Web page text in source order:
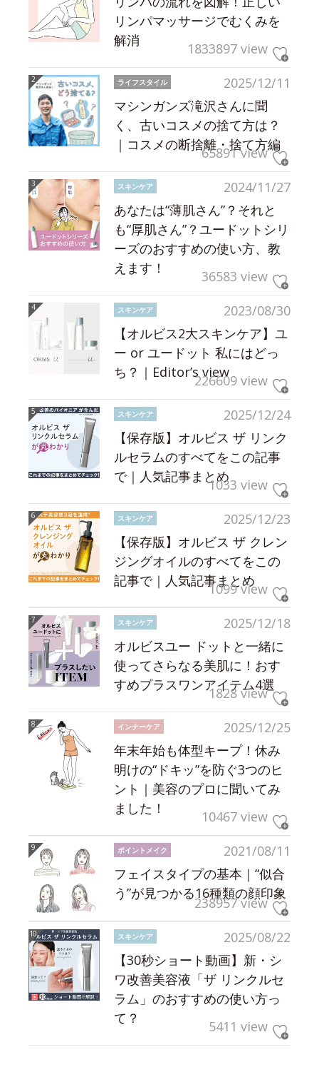
リンパマッサージでむくみを
解消
1833897 view
2025/12/11
ライフスタイル
マシンガンズ滝沢さんに聞
く、古いコスメの捨て方は？
｜コスメの断捨離・捨て方編
65891 view
2024/11/27
スキンケア
あなたは“薄肌さん”？それと
も“厚肌さん”？ユードットシリ
ーズのおすすめの使い方、教
えます！
36583 view
2023/08/30
スキンケア
【オルビス2大スキンケア】ユ
ー or ユードット 私にはどっ
ち？｜Editor’s view226609 view
2025/12/24
スキンケア
【保存版】オルビス ザ リンク
ルセラムのすべてをこの記事
で｜人気記事まとめ1033 view
2025/12/23
スキンケア
【保存版】オルビス ザ クレン
ジングオイルのすべてをこの
記事で｜人気記事まとめ
1099 view
2025/12/18
スキンケア
オルビスユー ドットと一緒に
使ってさらなる美肌に！おす
すめプラスワンアイテム4選
1828 view
2025/12/25
インナーケア
年末年始も体型キープ！休み
明けの“ドキッ”を防ぐ3つのヒ
ント｜美容のプロに聞いてみ
ました！
10467 view
2021/08/11
ポイントメイク
フェイスタイプの基本｜“似合
う”が見つかる16種類の顔印象
238957 view
2025/08/22
スキンケア
【30秒ショート動画】新・シ
ワ改善美容液「ザ リンクルセ
ラム」のおすすめの使い方っ
て？
5411 view